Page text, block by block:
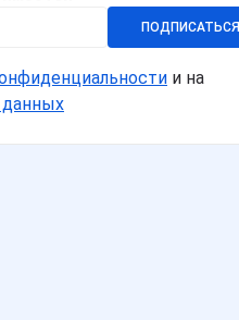
ПОДПИСАТЬСЯ
и на
данных